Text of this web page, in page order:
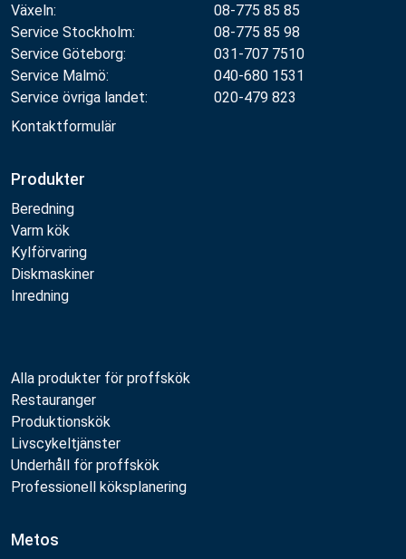
Växeln:
08-775 85 85
Service Stockholm:
08-775 85 98
Service Göteborg:
031-707 7510
Service Malmö:
040-680 1531
Service övriga landet:
020-479 823
Kontaktformulär
Produkter
Beredning
Varm kök
Kylförvaring
Diskmaskiner
Inredning
Alla produkter för proffskök
Restauranger
Produktionskök
Livscykeltjänster
Underhåll för proffskök
Professionell köksplanering
Metos